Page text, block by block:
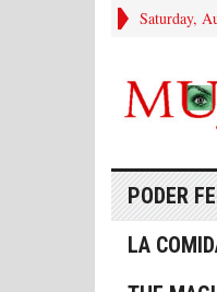
Saturday,
PODER
LA